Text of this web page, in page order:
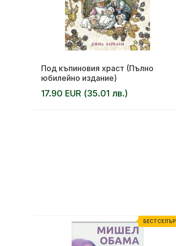
Под къпиновия храст (Пълно
юбилейно издание)
17.90 EUR (35.01 лв.)
БЕСТСЕЛЪР